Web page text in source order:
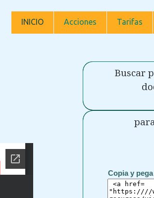
INICIO Acciones Tarifas
Buscar
Copia y